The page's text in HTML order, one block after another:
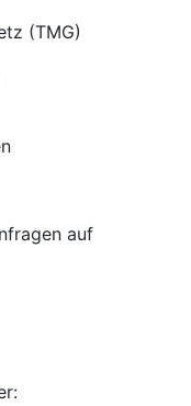
(TMG)
auf